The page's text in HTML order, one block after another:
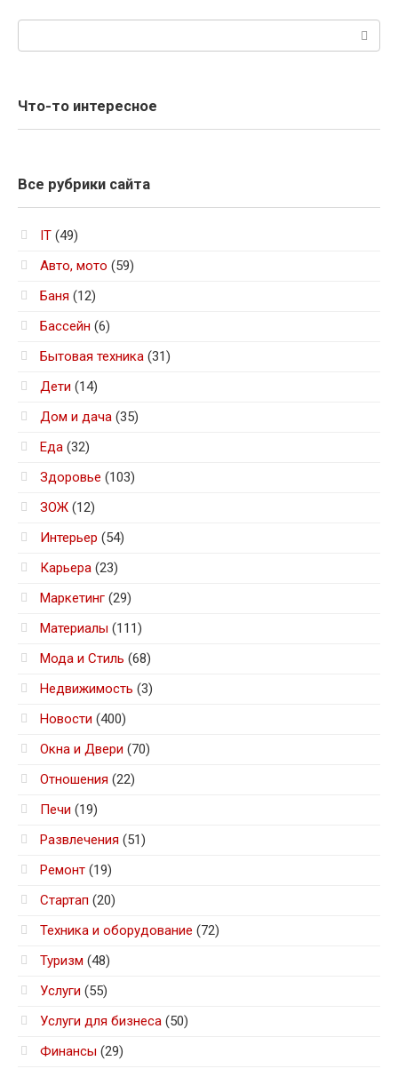
Что-то интересное
Все рубрики сайта
IT (49)
Авто, мото (59)
Баня (12)
Бассейн (6)
Бытовая техника (31)
Дети (14)
Дом и дача (35)
Еда (32)
Здоровье (103)
ЗОЖ (12)
Интерьер (54)
Карьера (23)
Маркетинг (29)
Материалы (111)
Мода и Стиль (68)
Недвижимость (3)
Новости (400)
Окна и Двери (70)
Отношения (22)
Печи (19)
Развлечения (51)
Ремонт (19)
Стартап (20)
Техника и оборудование (72)
Туризм (48)
Услуги (55)
Услуги для бизнеса (50)
Финансы (29)